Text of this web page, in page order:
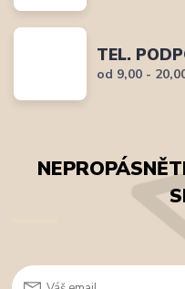
TEL.
od 9,00 -